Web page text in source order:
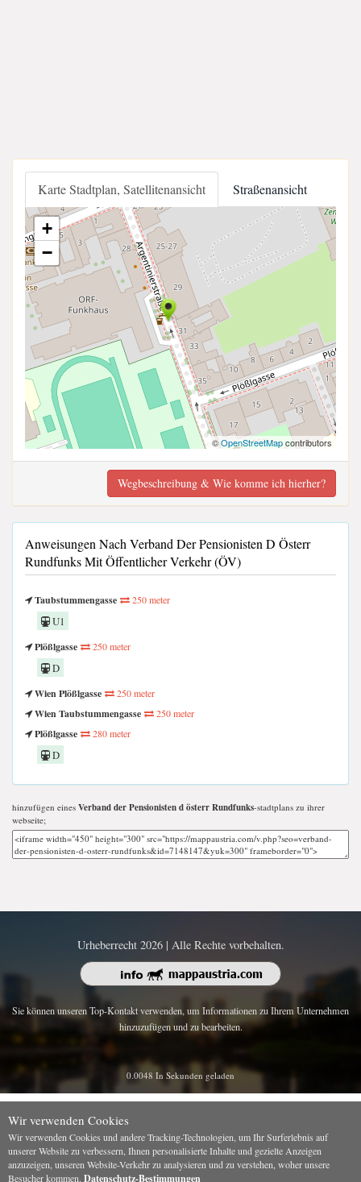
Karte Stadtplan, Satellitenansicht Straßenansicht
+
−
©OpenStreetMapcontributors
Wegbeschreibung & Wie komme ich hierher?
Anweisungen Nach Verband Der Pensionisten D Österr
Rundfunks Mit Öffentlicher Verkehr (ÖV)
Taubstummengasse 250 meter
U1
Plößlgasse
250 meter
D
Wien Plößlgasse
250 meter
Wien Taubstummengasse 250 meter
Plößlgasse 280 meter
D
hinzufügen eines Verband der Pensionisten d österr Rundfunks-stadtplans zu ihrer
webseite;
Urheberrecht 2026 | Alle Rechte vorbehalten.
Sie können unseren Top-Kontakt verwenden, um Informationen zu Ihrem Unternehmen
hinzuzufügen und zu bearbeiten.
0.0048 In Sekunden geladen
Wir verwenden Cookies
Wir verwenden Cookies und andere Tracking-Technologien, um Ihr Surferlebnis auf
unserer Website zu verbessern, Ihnen personalisierte Inhalte und gezielte Anzeigen
anzuzeigen, unseren Website-Verkehr zu analysieren und zu verstehen, woher unsere
Besucher kommen. Datenschutz-Bestimmungen